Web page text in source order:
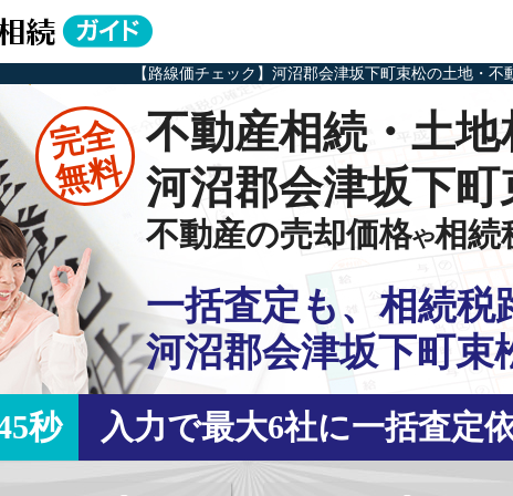
【路線価チェック】河沼郡会津坂下町束松の土地・
完全
無料
不動産相続・土
河沼郡会津坂下町
不動産の売却価格や相続
一括査定も、相続税
河沼郡会津坂下町束
秒 入力で最大6社に一括査定